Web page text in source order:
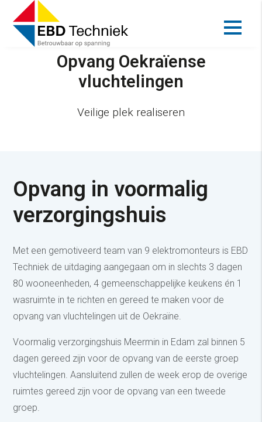
Opvang Oekraïense
vluchtelingen
Veilige plek realiseren
Opvang in voormalig
verzorgingshuis
Met een gemotiveerd team van 9 elektromonteurs is EBD
Techniek de uitdaging aangegaan om in slechts 3 dagen
80 wooneenheden, 4 gemeenschappelijke keukens én 1
wasruimte in te richten en gereed te maken voor de
opvang van vluchtelingen uit de Oekraïne.
Voormalig verzorgingshuis Meermin in Edam zal binnen 5
dagen gereed zijn voor de opvang van de eerste groep
vluchtelingen. Aansluitend zullen de week erop de overige
ruimtes gereed zijn voor de opvang van een tweede
groep.